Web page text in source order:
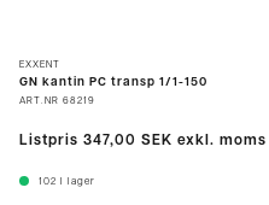
EXXENT
GN kantin PC transp 1/1-150
ART.NR 68219
Listpris 347,00 SEK exkl. moms
102 I lager